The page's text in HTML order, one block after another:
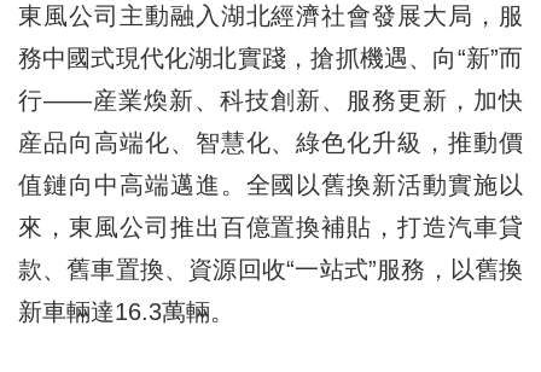
東風公司主動融入湖北經濟社會發展大局，服
務中國式現代化湖北實踐，搶抓機遇、向“新”而
行——産業煥新、科技創新、服務更新，加快
産品向高端化、智慧化、綠色化升級，推動價
值鏈向中高端邁進。全國以舊換新活動實施以
來，東風公司推出百億置換補貼，打造汽車貸
款、舊車置換、資源回收“一站式”服務，以舊換
新車輛達16.3萬輛。